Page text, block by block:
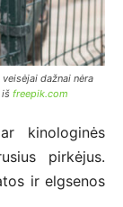
dažnai nėra
iš freepik.com
kinologinės
pirkėjus.
ir elgsenos